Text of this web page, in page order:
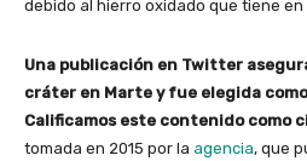
debido al hierro oxidado que tiene en
Una publicación en Twitter
cráter en Marte y fue elegida
Calificamos este contenido como
tomada en 2015 por la agencia, que